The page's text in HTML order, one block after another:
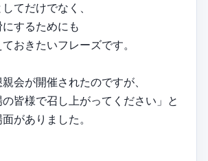
てだけでなく、
するためにも
おきたいフレーズです。
会が開催されたのですが、
皆様で召し上がってください」と
がありました。